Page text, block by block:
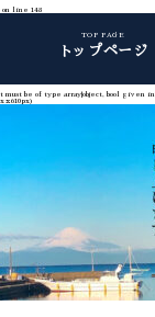
on line 148
TOP PAGE
トップページ
must be of type array|object, bool given in
ｘ610px)